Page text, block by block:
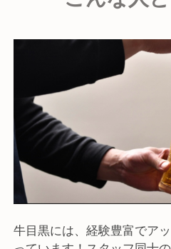
これまではコース中心での
も、新メニューの考案など
牛目黒には、経験豊富でア